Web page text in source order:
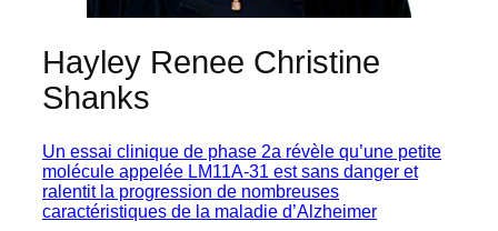
Hayley Renee Christine
Shanks
Un essai clinique de phase 2a révèle qu’une petite
molécule appelée LM11A-31 est sans danger et
ralentit la progression de nombreuses
caractéristiques de la maladie d’Alzheimer